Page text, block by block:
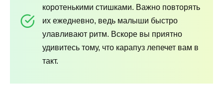
коротенькими стишками. Важно повторять
их ежедневно, ведь малыши быстро
улавливают ритм. Вскоре вы приятно
удивитесь тому, что карапуз лепечет вам в
такт.